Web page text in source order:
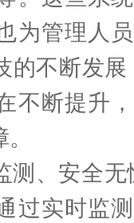
为管理人
的不断发
不断提升
、安全无
过实时监